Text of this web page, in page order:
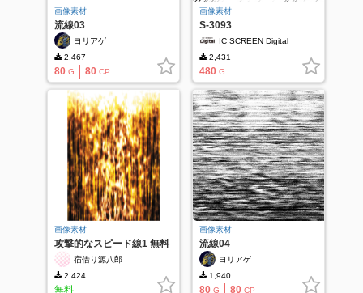
画像素材
流線03
ヨリアゲ
2,467
80 G 80 CP
画像素材
S-3093
IC SCREEN Digital
2,431
480 G
画像素材
攻撃的なスピード線1 無料
版
宿借り源八郎
2,424
無料
画像素材
流線04
ヨリアゲ
1,940
80 G 80 CP